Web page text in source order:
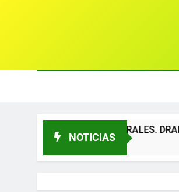
NOTICIAS
TEATRALES. DRAMATURGIAS